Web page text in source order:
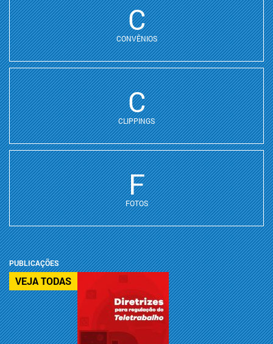
C
CONVÊNIOS
C
CLIPPINGS
F
FOTOS
PUBLICAÇÕES
VEJA TODAS